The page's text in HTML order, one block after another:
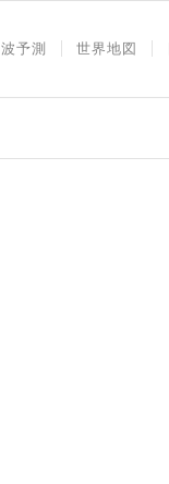
波予測 世界地図